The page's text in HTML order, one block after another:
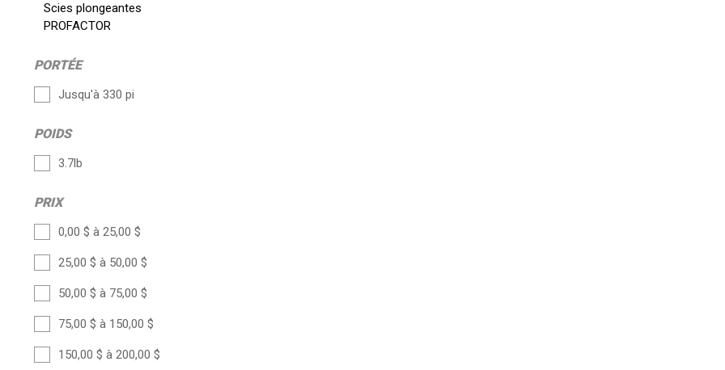
Scies plongeantes
PROFACTOR
PORTÉE
Jusqu'à 330 pi
POIDS
3.7lb
PRIX
0,00 $ à 25,00 $
25,00 $ à 50,00 $
50,00 $ à 75,00 $
75,00 $ à 150,00 $
150,00 $ à 200,00 $